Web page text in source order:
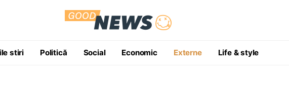
stiri Politică Social Economic Externe Life & style